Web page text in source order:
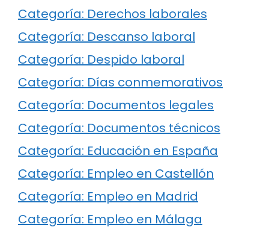
Categoría: Derechos laborales
Categoría: Descanso laboral
Categoría: Despido laboral
Categoría: Días conmemorativos
Categoría: Documentos legales
Categoría: Documentos técnicos
Categoría: Educación en España
Categoría: Empleo en Castellón
Categoría: Empleo en Madrid
Categoría: Empleo en Málaga